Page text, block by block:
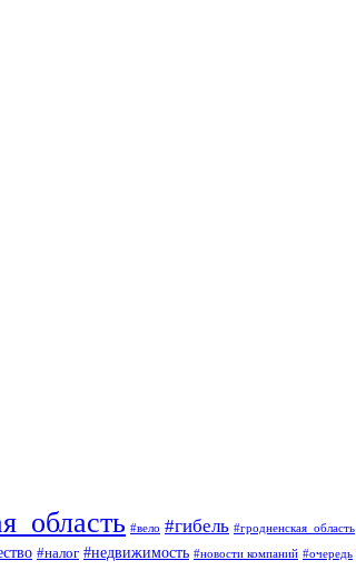
#вело #гибель #гродненская_область
#налог #недвижимость #новости компаний #очередь